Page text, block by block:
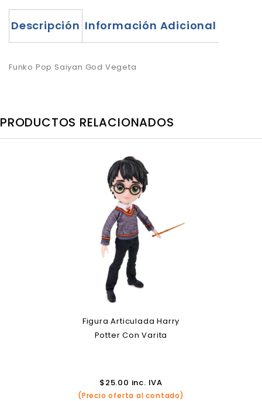
Descripción Información Adicional
Funko Pop Saiyan God Vegeta
PRODUCTOS RELACIONADOS
Figura Articulada Harry
Potter Con Varita
$25.00 inc. IVA
(Precio oferta al contado)